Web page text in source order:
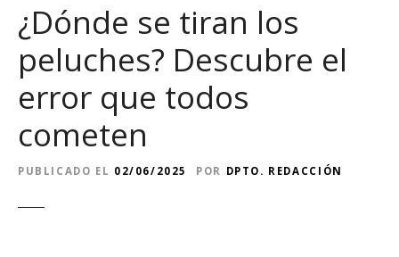
¿Dónde se tiran los
peluches? Descubre el
error que todos
cometen
PUBLICADO EL 02/06/2025 POR DPTO. REDACCIÓN